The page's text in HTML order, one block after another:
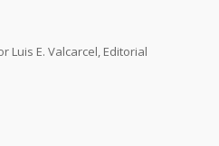
Luis E. Valcarcel, Editorial